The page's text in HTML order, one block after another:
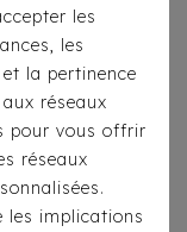
les
les
la pertinence
réseaux
pour vous offrir
réseaux
les implications